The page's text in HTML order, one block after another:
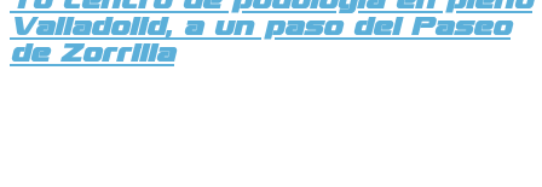
Valladolid, a un paso del Paseo
de Zorrilla